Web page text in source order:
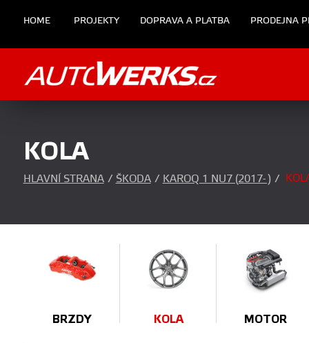
HOME PROJEKTY DOPRAVA A PLATBA PRODEJNA
KOLA
HLAVNÍ STRANA / ŠKODA / KAROQ 1 NU7 (2017- ) /
BRZDY KOLA MOTOR